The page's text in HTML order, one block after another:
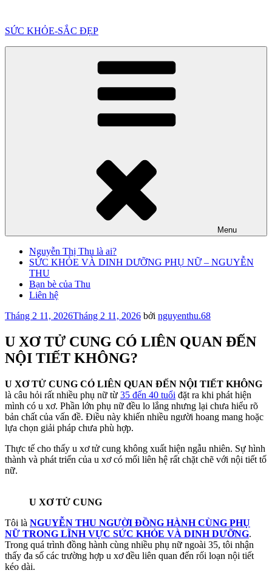
phần
SỨC KHỎE-SẮC ĐẸP
Menu
Nguyễn Thị Thu là ai?
SỨC KHỎE VÀ DINH DƯỠNG PHỤ NỮ – NGUYỄN
THU
Bạn bè của Thu
Liên hệ
Đăng
Tháng 2 11, 2026Tháng 2 11, 2026 bởi nguyenthu.68
U XƠ TỬ CUNG CÓ LIÊN QUAN ĐẾN
NỘI TIẾT KHÔNG?
U XƠ TỬ CUNG CÓ LIÊN QUAN ĐẾN NỘI TIẾT KHÔNG
là câu hỏi rất nhiều phụ nữ từ 35 đến 40 tuổi đặt ra khi phát hiện
mình có u xơ. Phần lớn phụ nữ đều lo lắng nhưng lại chưa hiểu rõ
bản chất của vấn đề. Điều này khiến nhiều người hoang mang hoặc
lựa chọn giải pháp chưa phù hợp.
Thực tế cho thấy u xơ tử cung không xuất hiện ngẫu nhiên. Sự hình
thành và phát triển của u xơ có mối liên hệ rất chặt chẽ với nội tiết tố
nữ.
U XƠ TỬ CUNG
Tôi là NGUYỄN THU NGƯỜI ĐỒNG HÀNH CÙNG PHỤ
NỮ TRONG LĨNH VỰC SỨC KHỎE VÀ DINH DƯỠNG.
Trong quá trình đồng hành cùng nhiều phụ nữ ngoài 35, tôi nhận
thấy đa số các trường hợp u xơ đều liên quan đến rối loạn nội tiết
kéo dài.